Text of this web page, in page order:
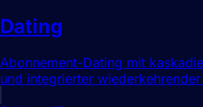
Dating
Abonnement-Dating mit
und integrierter